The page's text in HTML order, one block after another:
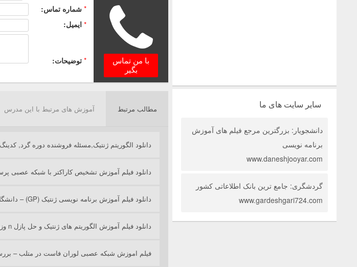
با من تماس
بگیر
* شماره تماس:
* ایمیل:
* توضیحات:
مطالب مرتبط آموزش های مرتبط با این مدرس
دانلود الگوریتم ژنتیک,مسئله فروشنده دوره گرد,
دانلود فیلم آموزش تشخیص کاراکتر با شبکه عصبی
دانلود فیلم آموزش برنامه نویسی ژنتیک (GP) – دانشگاه امام رضا (ع) – قسمت ۲۹-۳۰
دانلود فیلم آموزش الگوریتم های ژنتیک و حل پازل n وزیر با استفاده از آن
فیلم اموزش شبکه عصبی لوران فاست در متلب –
سایر سایت های ما
دانشجویار: بزرگترین مرجع فیلم های آموزش
برنامه نویسی
www.daneshjooyar.com
گردشگری: جامع ترین بانک اطلاعاتی کشور
www.gardeshgari724.com